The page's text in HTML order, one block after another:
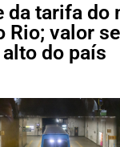
da tarifa do
Rio; valor
alto do país